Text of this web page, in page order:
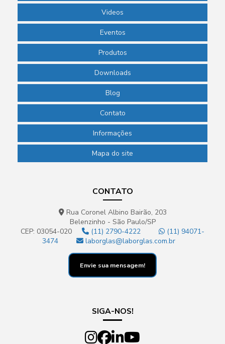
Videos
Eventos
Produtos
Downloads
Blog
Contato
Informações
Mapa do site
CONTATO
Rua Coronel Albino Bairão, 203
Belenzinho - São Paulo/SP
CEP: 03054-020
(11) 2790-4222
(11) 94071-
3474
laborglas@laborglas.com.br
Envie sua mensagem!
SIGA-NOS!